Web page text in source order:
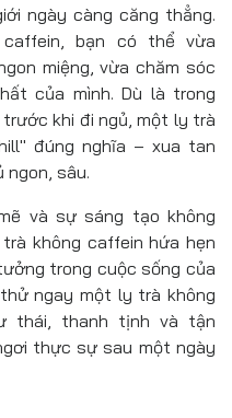
ngày càng căng thẳng.
bạn có thể vừa
miệng, vừa chăm sóc
của mình. Dù là trong
khi đi ngủ, một ly trà
đúng nghĩa – xua tan
ngon, sâu.
và sự sáng tạo không
không caffein hứa hẹn
trong cuộc sống của
ngay một ly trà không
thái, thanh tịnh và tận
thực sự sau một ngày